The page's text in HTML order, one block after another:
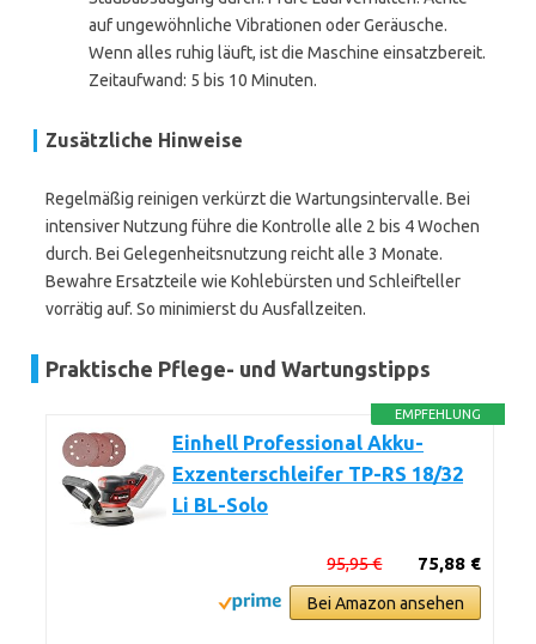
auf ungewöhnliche Vibrationen oder Geräusche.
Wenn alles ruhig läuft, ist die Maschine einsatzbereit.
Zeitaufwand: 5 bis 10 Minuten.
Zusätzliche Hinweise
Regelmäßig reinigen verkürzt die Wartungsintervalle. Bei
intensiver Nutzung führe die Kontrolle alle 2 bis 4 Wochen
durch. Bei Gelegenheitsnutzung reicht alle 3 Monate.
Bewahre Ersatzteile wie Kohlebürsten und Schleifteller
vorrätig auf. So minimierst du Ausfallzeiten.
Praktische Pflege- und Wartungstipps
EMPFEHLUNG
Einhell Professional Akku-
Exzenterschleifer TP-RS 18/32
Li BL-Solo
75,88 €
95,95 €
Bei Amazon ansehen